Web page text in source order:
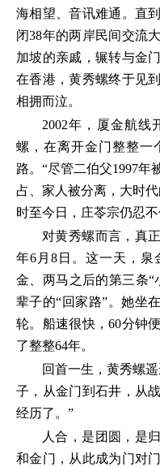
海相望、音讯难通。直到
闭38年的两岸民间交流
加坡的亲戚，辗转与金
在香港，黄秀螺终于见
相拥而泣。
2002年，厦金航线
螺，在离开金门整整一
路。“尽管二伯父1997年
占、家人被分离，大时
时至今日，庄苓宗仍忍不
对黄秀螺而言，真
年6月8日。这一天，泉
金、两马之后的第三条“
辈子的“回家路”。她坐
轮。船速很快，60分钟
了整整64年。
回首一生，黄秀螺
子，从金门到石井，从
经历了。”
人合，是团圆，是
和金门，从此成为门对